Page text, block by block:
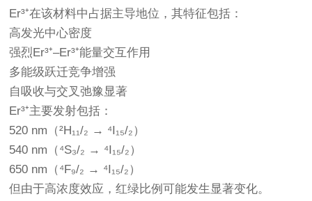
Er³⁺在该材料中占据主导地位，其特征包括：
高发光中心密度
强烈Er³⁺–Er³⁺能量交互作用
多能级跃迁竞争增强
自吸收与交叉弛豫显著
Er³⁺主要发射包括：
520 nm（²H₁₁/₂ → ⁴I₁₅/₂）
540 nm（⁴S₃/₂ → ⁴I₁₅/₂）
650 nm（⁴F₉/₂ → ⁴I₁₅/₂）
但由于高浓度效应，红绿比例可能发生显著变化。